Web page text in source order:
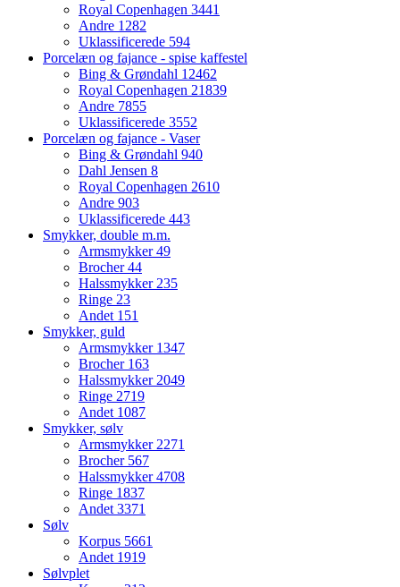
Royal Copenhagen 3441
Andre 1282
Uklassificerede 594
Porcelæn og fajance - spise kaffestel
Bing & Grøndahl 12462
Royal Copenhagen 21839
Andre 7855
Uklassificerede 3552
Porcelæn og fajance - Vaser
Bing & Grøndahl 940
Dahl Jensen 8
Royal Copenhagen 2610
Andre 903
Uklassificerede 443
Smykker, double m.m.
Armsmykker49
Brocher44
Halssmykker 235
Ringe 23
Andet 151
Smykker, guld
Armsmykker 1347
Brocher 163
Halssmykker 2049
Ringe 2719
Andet 1087
Smykker, sølv
Armsmykker 2271
Brocher 567
Halssmykker4708
Ringe 1837
Andet 3371
Sølv
Korpus 5661
Andet 1919
Sølvplet